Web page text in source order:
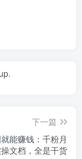
下一篇
能赚钱：千粉月
文档，全是干货